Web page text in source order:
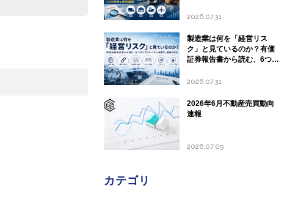
スク開示と経営課題
2026.07.31
製造業は何を「経営リス
ク」と見ているのか？有価
証券報告書から読む、6つの
商の変化
2026.07.31
2026年6月不動産売買動向
速報
2026.07.09
カテゴリ